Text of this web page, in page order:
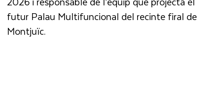
futur Palau Multifuncional del recinte firal de
Montjuïc.